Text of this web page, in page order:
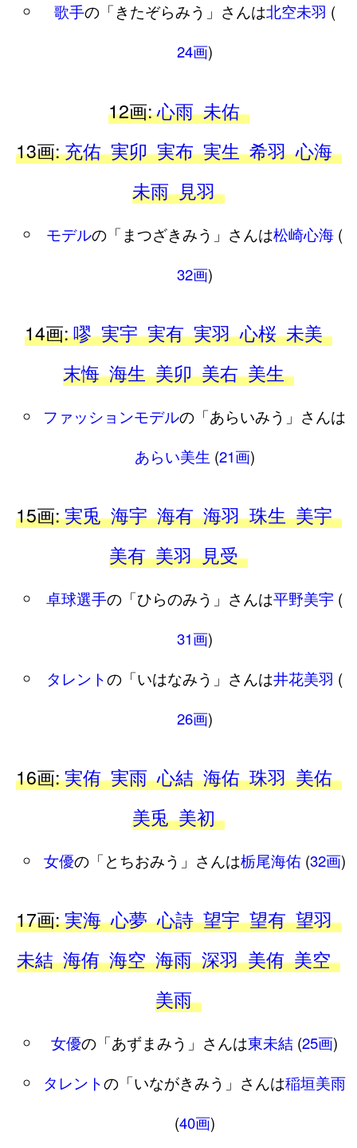
歌手の「きたぞらみう」さんは北空未羽 (
24画)
12画:心雨 未佑
13画:充佑 実卯 実布 実生 希羽 心海
未雨 見羽
モデルの「まつざきみう」さんは松崎心海 (
32画)
14画:嘐 実宇 実有 実羽 心桜 未美
末悔 海生 美卯 美右 美生
ファッションモデルの「あらいみう」さんは
あらい美生 (21画)
15画:実兎 海宇 海有 海羽 珠生 美宇
美有 美羽 見受
卓球選手の「ひらのみう」さんは平野美宇 (
31画)
タレントの「いはなみう」さんは井花美羽 (
26画)
16画:実侑 実雨 心結 海佑 珠羽 美佑
美兎 美初
女優の「とちおみう」さんは栃尾海佑(32画)
17画:実海 心夢 心詩 望宇 望有 望羽
未結 海侑 海空 海雨 深羽 美侑 美空
美雨
女優の「あずまみう」さんは東未結 (25画)
タレントの「いながきみう」さんは稲垣美雨
(40画)